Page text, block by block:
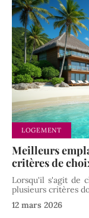
LOGEMENT
Meilleurs
critères de
Lorsqu'il s'agit de
plusieurs critères
12 mars 2026